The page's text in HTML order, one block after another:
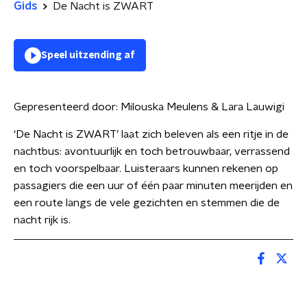
Gids De Nacht is ZWART
Speel uitzending af
Gepresenteerd door: Milouska Meulens & Lara Lauwigi
‘De Nacht is ZWART’ laat zich beleven als een ritje in de
nachtbus: avontuurlijk en toch betrouwbaar, verrassend
en toch voorspelbaar. Luisteraars kunnen rekenen op
passagiers die een uur of één paar minuten meerijden en
een route langs de vele gezichten en stemmen die de
nacht rijk is.